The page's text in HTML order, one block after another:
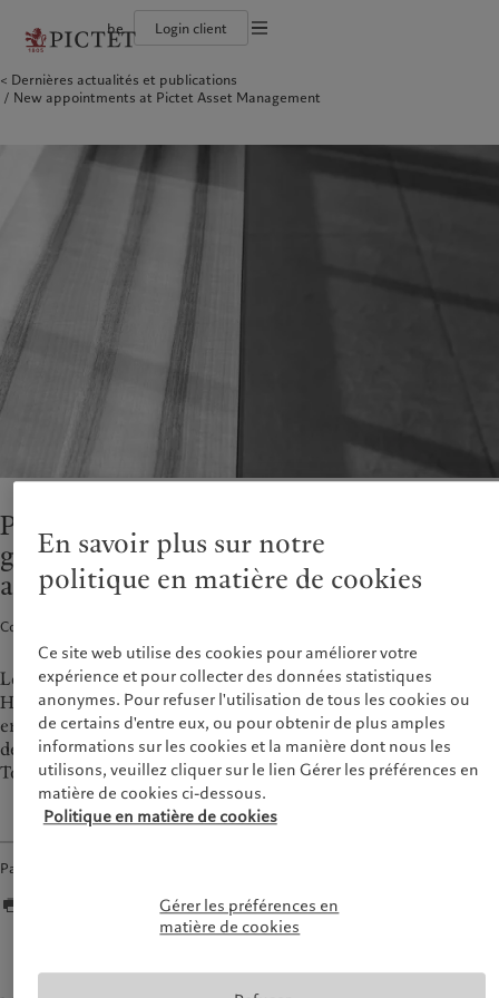
be Login client
Le groupe Pictet
Les associés du Groupe
Diversité, équité et inclusion
Institutions et intermédiaires financiers
Investisseurs institutionnels
Asset management
Alternative investments
Latest insights
Markets
L’approche de Pictet
Rapport de durabilité
Principes d’investissement en faveur du climat
Gouvernance de la durabilité
Fondation du Groupe Pictet
Amérique du Nord
Bahamas
United States
Italia|Italy
Luxembourg (fr)|Luxembourg
(en)
Luxemburg (de)
Switzerland|Suisse|Schweiz|
Svizzera
United Kingdom
Notre Groupe
Le groupe Pictet
Nos notations d'entreprise
Diversité, équité et inclusion
Carrières
Collection Pictet
Asset management
Latest insights
Beyond markets
Durabilité
Rapport de durabilité
Plan d’action climatique
Principes d’investissement en
faveur du climat
Gouvernance de la durabilité
Fondation du Groupe Pictet
Prix Pictet
Documentation légale
Dernières actualités et publications
New appointments at Pictet Asset Management
Pictet Asset Management renforce sa
gouvernance en nommant trois
administrateurs non dirigeants
Communiqués de presse · 20 juil. 2017
Le conseil d’administration de Pictet Asset Management
Holding SA, holding de droit suisse contrôlant les activités des
entités de gestion institutionnelle du groupe Pictet, compte
depuis le 1er juillet 2017 trois nouveaux membres, Massimo
Tosato, Rolf Banz et Richard Heelis.
Partager
En savoir plus sur notre
politique en matière de cookies
Ce site web utilise des cookies pour améliorer votre
expérience et pour collecter des données statistiques
anonymes. Pour refuser l'utilisation de tous les cookies ou
de certains d'entre eux, ou pour obtenir de plus amples
informations sur les cookies et la manière dont nous les
utilisons, veuillez cliquer sur le lien Gérer les préférences en
matière de cookies ci-dessous.
Politique en matière de cookies
Gérer les préférences en
matière de cookies